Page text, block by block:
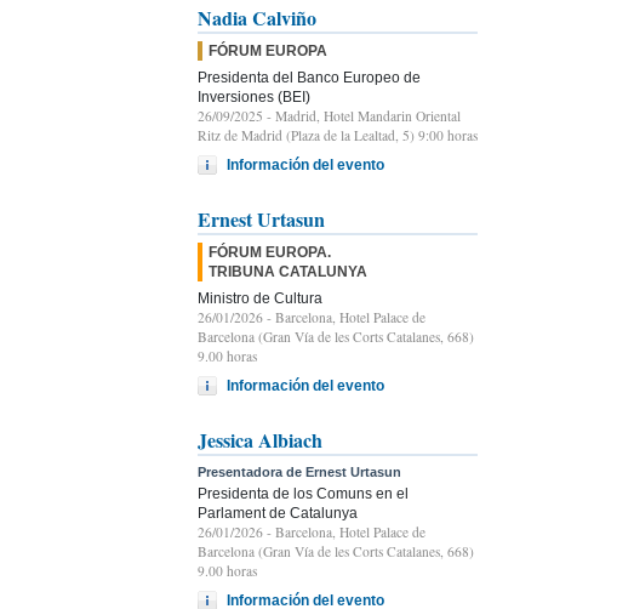
Nadia Calviño
FÓRUM EUROPA
Presidenta del Banco Europeo de
Inversiones (BEI)
26/09/2025 - Madrid, Hotel Mandarin Oriental
Ritz de Madrid (Plaza de la Lealtad, 5) 9:00 horas
Información del evento
Ernest Urtasun
FÓRUM EUROPA.
TRIBUNA CATALUNYA
Ministro de Cultura
26/01/2026 - Barcelona, Hotel Palace de
Barcelona (Gran Vía de les Corts Catalanes, 668)
9.00 horas
Información del evento
Jessica Albiach
Presentadora de Ernest Urtasun
Presidenta de los Comuns en el
Parlament de Catalunya
26/01/2026 - Barcelona, Hotel Palace de
Barcelona (Gran Vía de les Corts Catalanes, 668)
9.00 horas
Información del evento